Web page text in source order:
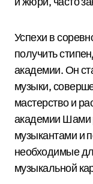
Успехи в
получить
академии. Он
музыки,
мастерство и
академии Шами
музыкантами и
необходимые
музыкальной